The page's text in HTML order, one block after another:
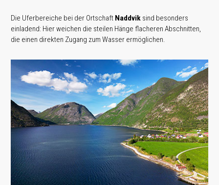
Die Uferbereiche bei der Ortschaft Naddvik sind besonders
einladend: Hier weichen die steilen Hänge flacheren Abschnitten,
die einen direkten Zugang zum Wasser ermöglichen.